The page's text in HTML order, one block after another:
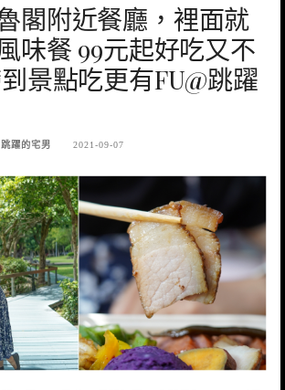
閣附近餐廳，裡面就
味餐 99元起好吃又不
景點吃更有FU@跳躍
跳躍的宅男 2021-09-07